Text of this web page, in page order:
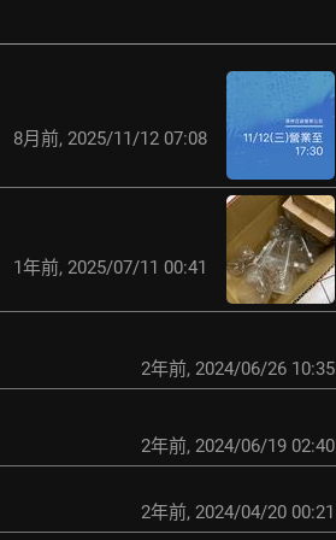
8月前, 2025/11/12 07:08
1年前, 2025/07/11 00:41
2年前, 2024/06/26 10:35
2年前, 2024/06/19 02:40
2年前, 2024/04/20 00:21